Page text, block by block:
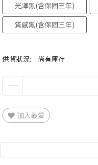
供貨狀況: 尚有庫存
光澤黑(含保固三年)
質感黑(含保固三年)
加入最愛